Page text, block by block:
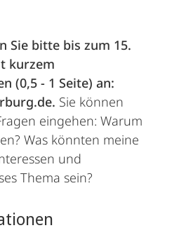
Sie bitte bis zum 15.
kurzem
(0,5 - 1 Seite) an:
Sie können
eingehen: Warum
Was könnten meine
und
Thema sein?